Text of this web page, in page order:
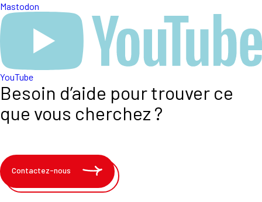
Mastodon
YouTube
Besoin d’aide pour trouver ce
que vous cherchez ?
Contactez-nous